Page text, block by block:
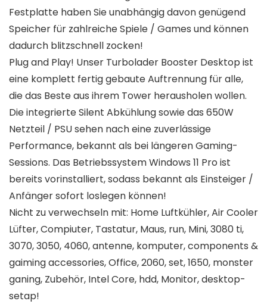
Festplatte haben Sie unabhängig davon genügend
Speicher für zahlreiche Spiele / Games und können
dadurch blitzschnell zocken!
Plug and Play! Unser Turbolader Booster Desktop ist
eine komplett fertig gebaute Auftrennung für alle,
die das Beste aus ihrem Tower herausholen wollen.
Die integrierte Silent Abkühlung sowie das 650W
Netzteil / PSU sehen nach eine zuverlässige
Performance, bekannt als bei längeren Gaming-
Sessions. Das Betriebssystem Windows 11 Pro ist
bereits vorinstalliert, sodass bekannt als Einsteiger /
Anfänger sofort loslegen können!
Nicht zu verwechseln mit: Home Luftkühler, Air Cooler
Lüfter, Compiuter, Tastatur, Maus, run, Mini, 3080 ti,
3070, 3050, 4060, antenne, komputer, components &
gaiming accessories, Office, 2060, set, 1650, monster
ganing, Zubehör, Intel Core, hdd, Monitor, desktop-
setap!